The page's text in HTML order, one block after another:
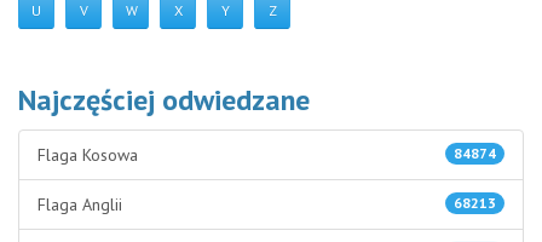
U V W X Y Z
Najczęściej odwiedzane
84874
Flaga Kosowa
68213
Flaga Anglii